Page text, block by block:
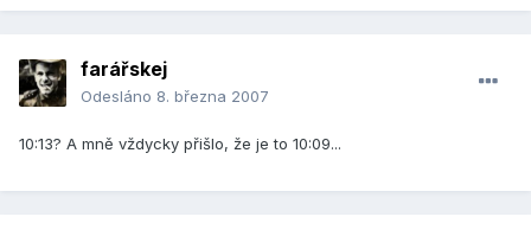
farářskej
Odesláno 8. března 2007
10:13? A mně vždycky přišlo, že je to 10:09...